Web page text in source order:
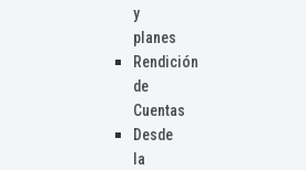
y
planes
Rendición
de
Cuentas
Desde
la